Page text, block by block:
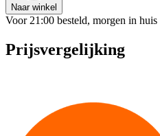
Naar winkel
Voor 21:00 besteld, morgen in huis
Prijsvergelijking